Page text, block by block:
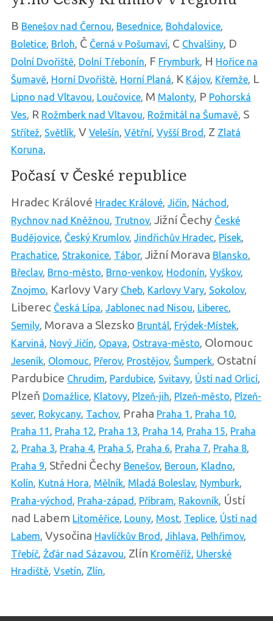
B Benešov nad Černou, Besednice, Bohdalovice,
Boletice, Brloh, Č Černá v Pošumaví, C Chvalšiny, D
Dolní Dvořiště, Dolní Třebonín, F Frymburk, H Hořice na
Šumavě, Horní Dvořiště, Horní Planá, K Kájov, Křemže, L
Lipno nad Vltavou, Loučovice, M Malonty, P Pohorská
Ves, R Rožmberk nad Vltavou, Rožmitál na Šumavě, S
Střítež, Světlík, V Velešín, Větřní, Vyšší Brod , Z Zlatá
Koruna,
Počasí v České republice
Hradec Králové Hradec Králové, Jičín, Náchod ,
Rychnov nad Kněžnou, Trutnov, Jižní Čechy České
Budějovice, Český Krumlov, Jindřichův Hradec, Písek,
Prachatice, Strakonice, Tábor, Jižní Morava Blansko,
Břeclav, Brno-město, Brno-venkov, Hodonín, Vyškov,
Znojmo, Karlovy Vary Cheb, Karlovy Vary, Sokolov,
Liberec Česká Lípa, Jablonec nad Nisou, Liberec,
Semily, Morava a Slezsko Bruntál, Frýdek-Místek,
Karviná, Nový Jičín, Opava, Ostrava-město, Olomouc
Jeseník, Olomouc, Přerov, Prostějov, Šumperk, Ostatní
Pardubice Chrudim, Pardubice, Svitavy, Ústí nad Orlicí,
Plzeň Domažlice, Klatovy, Plzeň-jih, Plzeň-město, Plzeň-
sever, Rokycany, Tachov, Praha Praha 1 , Praha 10,
Praha 11 , Praha 12, Praha 13, Praha 14, Praha 15, Praha
2, Praha 3, Praha 4, Praha 5, Praha 6, Praha 7, Praha 8,
Praha 9, Středni Čechy Benešov, Beroun, Kladno,
Kolín, Kutná Hora, Mělník, Mladá Boleslav, Nymburk,
Praha-východ , Praha-západ , Příbram, Rakovník, Ústí
nad Labem Litoměřice, Louny, Most, Teplice, Ústí nad
Labem, Vysočina Havlíčkův Brod , Jihlava, Pelhřimov,
Třebíč, Žďár nad Sázavou, Zlín Kroměříž, Uherské
Hradiště, Vsetín, Zlín,